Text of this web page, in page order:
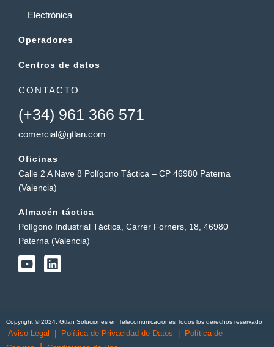
Electrónica
Operadores
Centros de datos
CONTACTO
(+34) 961 366 571
comercial@gtlan.com
Oficinas
Calle 2 A Nave 8 Polígono Táctica – CP 46980 Paterna
(Valencia)
Almacén táctica
Polígono Industrial Táctica, Carrer Forners, 18, 46980
Paterna (Valencia)
Y
o
e
L
i
i
n
Copyright © 2024. Gtlan Soluciones en Telecomunicaciones Todos los derechos reservado
Aviso Legal | Política de Privacidad de Datos | Política de